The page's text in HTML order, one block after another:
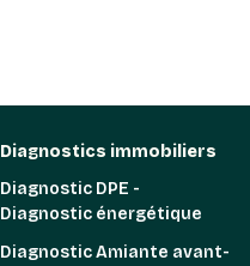
Diagnostics immobiliers
Diagnostic DPE -
Diagnostic énergétique
Diagnostic Amiante avant-